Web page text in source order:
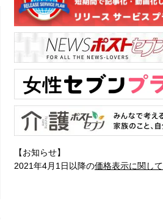
【お知らせ】
2021年4月1日以降の価格表示に関して